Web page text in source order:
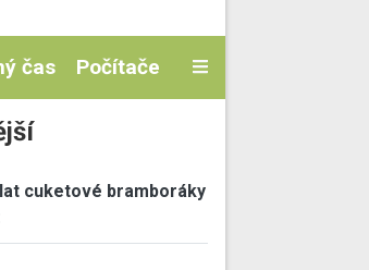
čas Počítače
cuketové bramboráky